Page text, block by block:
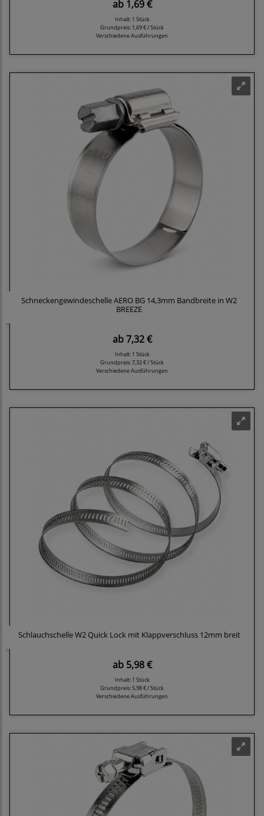
ab1,69 €
Inhalt: 1 Stück
Grundpreis: 1,69 € / Stück
Verschiedene Ausführungen
Schneckengewindeschelle AERO BG 14,3mm Bandbreite in W2
BREEZE
ab7,32 €
Inhalt: 1 Stück
Grundpreis:7,32 € / Stück
Verschiedene Ausführungen
Schlauchschelle W2 Quick Lock mit Klappverschluss 12mm breit
ab5,98 €
Inhalt: 1 Stück
Grundpreis:5,98 € / Stück
Verschiedene Ausführungen